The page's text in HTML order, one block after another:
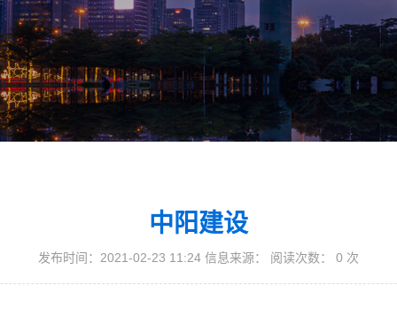
中阳建设
发布时间：2021-02-23 11:24 信息来源： 阅读次数： 0 次